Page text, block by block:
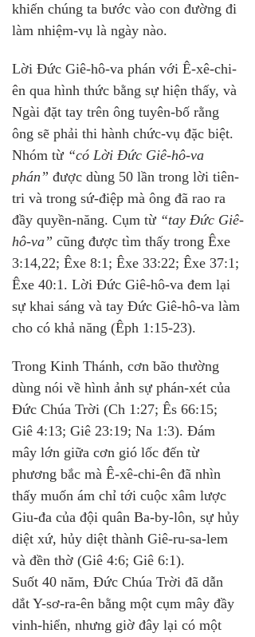
khiến chúng ta bước vào con đường đi
làm nhiệm-vụ là ngày nào.
Lời Đức Giê-hô-va phán với Ê-xê-chi-
ên qua hình thức bằng sự hiện thấy, và
Ngài đặt tay trên ông tuyên-bố rằng
ông sẽ phải thi hành chức-vụ đặc biệt.
Nhóm từ “có Lời Đức Giê-hô-va
phán” được dùng 50 lần trong lời tiên-
tri và trong sứ-điệp mà ông đã rao ra
đầy quyền-năng. Cụm từ “tay Đức Giê-
hô-va” cũng được tìm thấy trong Êxe
3:14,22; Êxe 8:1; Êxe 33:22; Êxe 37:1;
Êxe 40:1. Lời Đức Giê-hô-va đem lại
sự khai sáng và tay Đức Giê-hô-va làm
cho có khả năng (Êph 1:15-23).
Trong Kinh Thánh, cơn bão thường
dùng nói về hình ảnh sự phán-xét của
Đức Chúa Trời (Ch 1:27; Ês 66:15;
Giê 4:13; Giê 23:19; Na 1:3). Đám
mây lớn giữa cơn gió lốc đến từ
phương bắc mà Ê-xê-chi-ên đã nhìn
thấy muốn ám chỉ tới cuộc xâm lược
Giu-đa của đội quân Ba-by-lôn, sự hủy
diệt xứ, hủy diệt thành Giê-ru-sa-lem
và đền thờ (Giê 4:6; Giê 6:1).
Suốt 40 năm, Đức Chúa Trời đã dẫn
dắt Y-sơ-ra-ên bằng một cụm mây đầy
vinh-hiển, nhưng giờ đây lại có một